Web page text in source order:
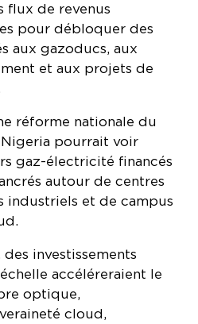
pour débloquer des
aux gazoducs, aux
et aux projets de
pourrait voir
gaz-électricité financés
autour de centres
industriels et de campus
accéléreraient le
optique,
cloud,
des fintechs et